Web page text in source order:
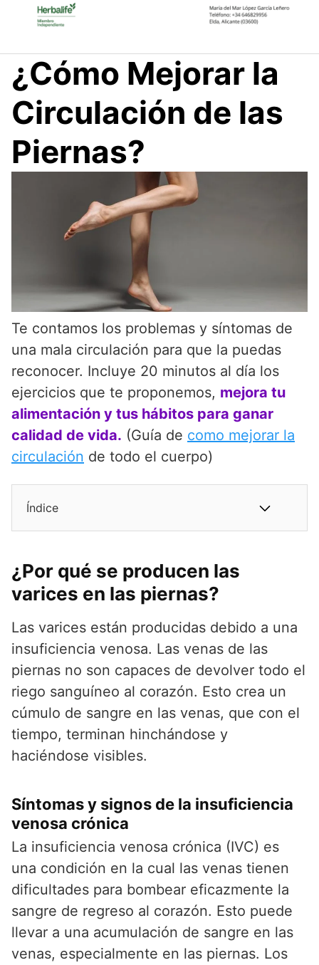
¿Cómo Mejorar la
Circulación de las
Piernas?
Te contamos los problemas y síntomas de
una mala circulación para que la puedas
reconocer. Incluye 20 minutos al día los
ejercicios que te proponemos, mejora tu
alimentación y tus hábitos para ganar
calidad de vida. (Guía de como mejorar la
circulación de todo el cuerpo)
Índice
¿Por qué se producen las
varices en las piernas?
Las varices están producidas debido a una
insuficiencia venosa. Las venas de las
piernas no son capaces de devolver todo el
riego sanguíneo al corazón. Esto crea un
cúmulo de sangre en las venas, que con el
tiempo, terminan hinchándose y
haciéndose visibles.
Síntomas y signos de la insuficiencia
venosa crónica
La insuficiencia venosa crónica (IVC) es
una condición en la cual las venas tienen
dificultades para bombear eficazmente la
sangre de regreso al corazón. Esto puede
llevar a una acumulación de sangre en las
venas, especialmente en las piernas. Los